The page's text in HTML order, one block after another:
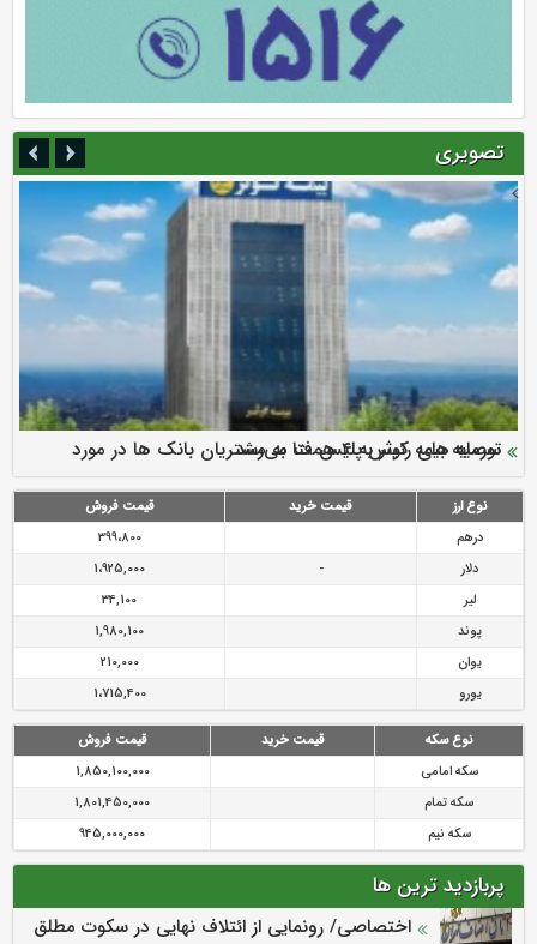
تصویری
ارزش سهام عدالت بالا رفت
سرمایه بیمه کوثر به ۴ همت می‌رسد
نود ثانیه با فولاد سنگان
تقدیر دبیرکل سندیکای بیمه گران ایران از اقدامات مدیرعامل بیمه
رازی
توصیه های رئیس پلیس فتا به مشتریان بانک ها در مورد
پیشگیری از سرقت های مجازی
نوع ارز قیمت خرید
قیمت فروش
درهم
399،800
دلار
-
1،925,000
لیر
34,100
پوند
1,980,100
یوان
210,000
یورو
1،715,400
نوع سکه قیمت خرید
قیمت فروش
سکه امامی
1,850,100,000
سکه تمام
1,801,450,000
سکه نیم
945,000,000
پربازدید ترین ها
اختصاصی/ رونمایی از ائتلاف‌ نهایی در سکوت مطلق